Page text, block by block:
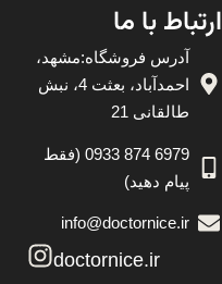
ارتباط با ما
آدرس فروشگاه:مشهد،
احمدآباد، بعثت 4، نبش
طالقانی 21
6979 874 0933 (فقط
پیام دهید)
info@doctornice.ir
doctornice.ir